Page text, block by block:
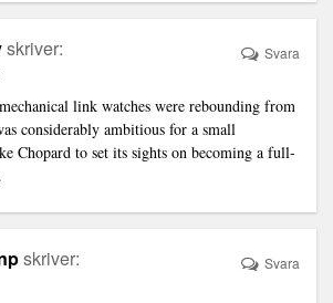
skriver:
link watches were rebounding from
considerably ambitious for a small
Chopard to set its sights on becoming a full-
Svara
skriver: Svara